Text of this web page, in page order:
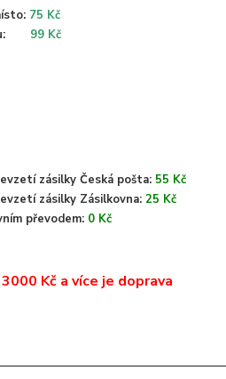
75 Kč
99 Kč
zásilky Česká pošta: 55 Kč
zásilky Zásilkovna:25 Kč
převodem: 0 Kč
Kč a více je doprava